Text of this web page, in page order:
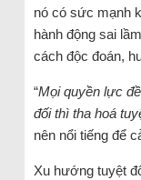
nó có sức mạnh
hành động sai
cách độc đoán,
“Mọi quyền lực
đối thì tha hoá
nên nổi tiếng để
Xu hướng tuyệt